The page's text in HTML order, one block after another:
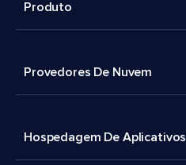
Produto
Provedores De Nuvem
Hospedagem De Aplicativos